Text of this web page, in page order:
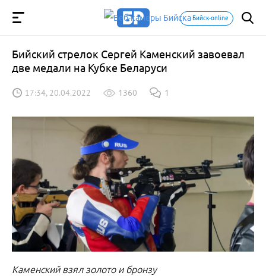
Бийск-online
Бийский стрелок Сергей Каменский завоевал
две медали на Кубке Беларуси
17:34, 20.04.2022 1360 1
Каменский взял золото и бронзу